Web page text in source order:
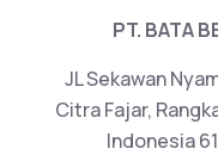
PT. BATA
JL Sekawan
Citra Fajar,
Indonesia